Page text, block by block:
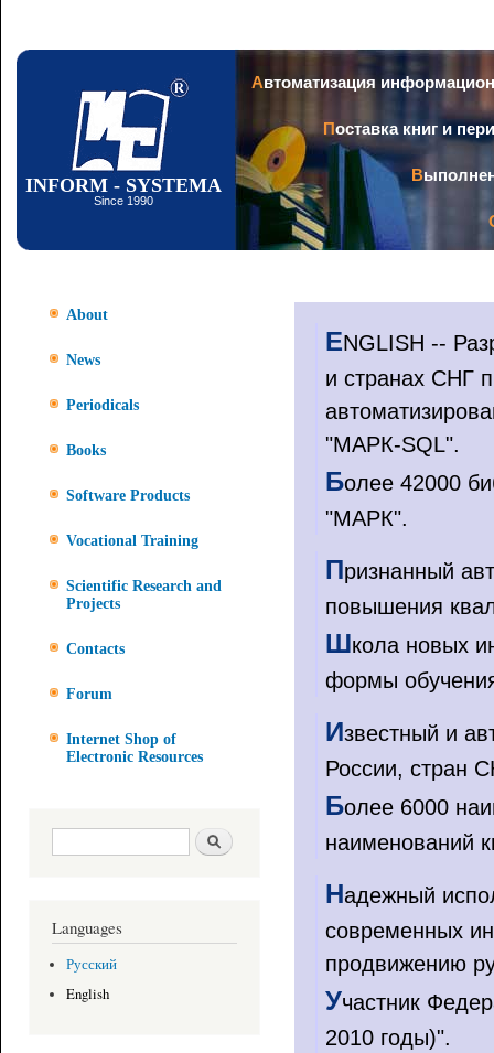
INFORM - SYSTEMA
Since 1990
Автоматизация
Поставка книг и
About
News
Periodicals
Books
Software Products
Vocational Training
Scientific Research and
Projects
Contacts
Forum
Internet Shop of
Electronic Resources
Search form Search
Languages
Русский
English
ENGLISH --
и странах СНГ
"МАРК-SQL".
Более 42000
"МАРК".
Признанный
повышения
Школа новых
формы
Известный и
России, стран
Более 6000
наименований
Надежный
современных
продвижению
Участник
2010 годы)".